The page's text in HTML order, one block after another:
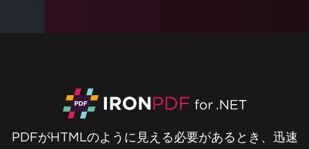
PDFがHTMLのように見える必要があるとき、迅速